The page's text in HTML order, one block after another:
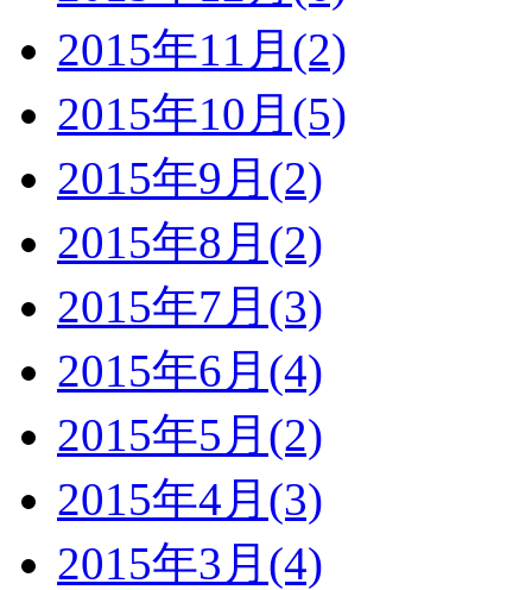
2015年11月(2)
2015年10月(5)
2015年9月(2)
2015年8月(2)
2015年7月(3)
2015年6月(4)
2015年5月(2)
2015年4月(3)
2015年3月(4)